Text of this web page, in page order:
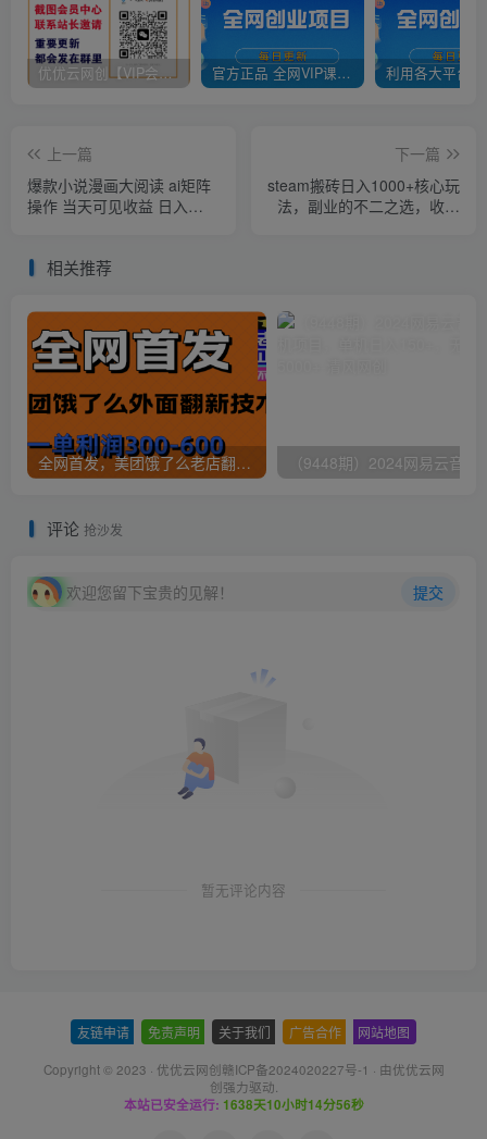
优优云网创【VIP会员专属交流群】 官方正品 全网VIP课程 无损下载~
上一篇
爆款小说漫画大阅读 ai矩阵
操作 当天可见收益 日入
下一篇
steam搬砖日入1000+核心玩
法，副业的不二之选，收益
相关推荐
全网首发，美团饿了么老店翻新最新技术，一单利润300-600
评论 抢沙发
欢迎您留下宝贵的见解！ 提交
暂无评论内容
友链申请 免责声明 关于我们 广告合作 网站地图
Copyright © 2023 · 优优云网创赣ICP备2024020227号-1 · 由优优云网
创强力驱动.
本站已安全运行: 1638天10小时14分57秒